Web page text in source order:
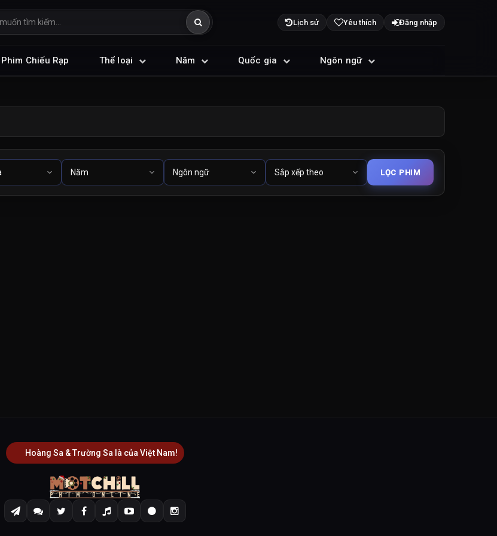
Lịch sử Yêu thích Đăng nhập
Phim Chiếu Rạp Thể loại Năm Quốc gia Ngôn ngữ
Hoàng Sa & Trường Sa là của Việt Nam!